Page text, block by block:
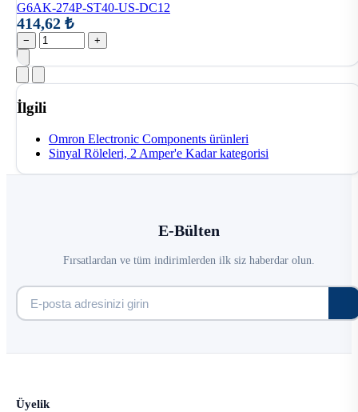
G6AK-274P-ST40-US-DC12
414,62 ₺
− +
İlgili
Omron Electronic Components ürünleri
Sinyal Röleleri, 2 Amper'e Kadar kategorisi
E-Bülten
Fırsatlardan ve tüm indirimlerden ilk siz haberdar olun.
Üyelik